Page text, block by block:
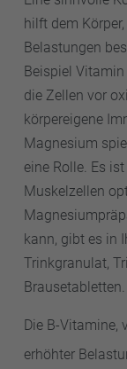
hilft dem
Belastungen
Beispiel Vitamin
die Zellen vor
körpereigene
Magnesium
eine Rolle. Es
Muskelzellen
kann, gibt es in
Trinkgranulat,
Brausetabletten.
Die B-Vitamine,
erhöhter